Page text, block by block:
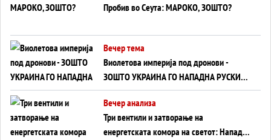
Пробив во Сеута: МАРОКО, ЗОШТО?
Вечер тема
Виолетова империја под дронови -
ЗОШТО УКРАИНА ГО НАПАДНА РУСКИОТ
WILDBERRIES
Вечер анализа
Три вентили и затворање на
енергетската комора на светот: Нападот